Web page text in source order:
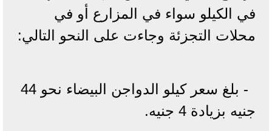
في الكيلو سواء في المزارع أو في
محلات التجزئة وجاءت على النحو التالي:
- بلغ سعر كيلو الدواجن البيضاء نحو 44
جنيه بزيادة 4 جنيه.